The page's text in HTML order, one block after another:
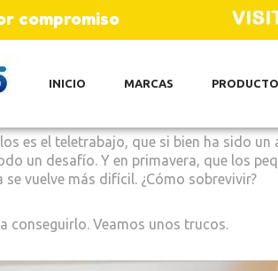
compromiso
INICIO MARCAS
es el teletrabajo, que si bien ha sido un
un desafío. Y en primavera, que los
vuelve más difícil. ¿Cómo sobrevivir?
conseguirlo. Veamos unos trucos.